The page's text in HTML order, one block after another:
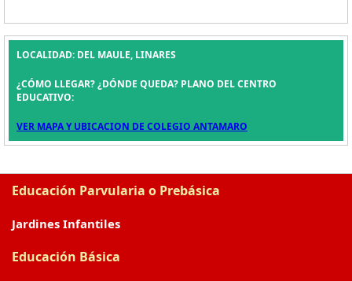
LOCALIDAD: DEL MAULE, LINARES
¿CÓMO LLEGAR? ¿DÓNDE QUEDA? PLANO DEL CENTRO
EDUCATIVO:
VER MAPA Y UBICACION DE COLEGIO ANTAMARO
Educación Parvularia o Prebásica
Jardines Infantiles
Educación Básica